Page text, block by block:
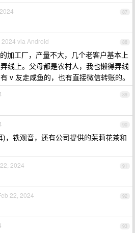
87
88
2024 via Android
加工厂，产量不大，几个老客户基本上
线上。父母都是农村人，我也懒得弄线
v 友走咸鱼的，也有直接微信转账的。
89
90
，铁观音，还有公司提供的茉莉花茶和
91
2024
92
22, 2024
93